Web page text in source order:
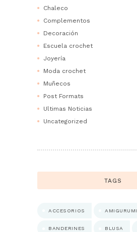
Chaleco
Complementos
Decoración
Escuela crochet
Joyería
Moda crochet
Muñecos
Post Formats
Ultimas Noticias
Uncategorized
TAGS
ACCESORIOS AMIGURUMI
BANDERINES BLUSA